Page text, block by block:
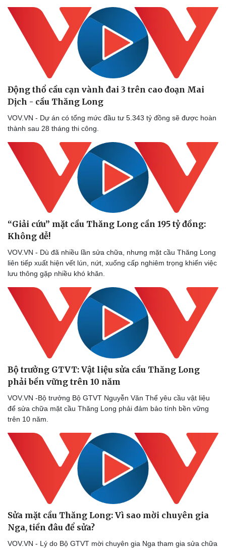
Du lịch
Tư vấn
check-in
Podcast
Cửa sổ tình yêu
Kể chuyện cho bé
Hạt giống tâm hồn
Động thổ cầu cạn vành đai 3 trên cao đoạn Mai
Dịch - cầu Thăng Long
VOV.VN - Dự án có tổng mức đầu tư 5.343 tỷ đồng sẽ được hoàn
thành sau 28 tháng thi công.
“Giải cứu” mặt cầu Thăng Long cần 195 tỷ đồng:
Không dễ!
VOV.VN - Dù đã nhiều lần sửa chữa, nhưng mặt cầu Thăng Long
liên tiếp xuất hiện vết lún, nứt, xuống cấp nghiêm trọng khiến việc
lưu thông gặp nhiều khó khăn.
Bộ trưởng GTVT: Vật liệu sửa cầu Thăng Long
phải bền vững trên 10 năm ​
VOV.VN -Bộ trưởng Bộ GTVT Nguyễn Văn Thể yêu cầu vật liệu
để sửa chữa mặt cầu Thăng Long phải đảm bảo tính bền vững
trên 10 năm.
Sửa mặt cầu Thăng Long: Vì sao mời chuyên gia
Nga, tiền đâu để sửa?
VOV.VN - Lý do Bộ GTVT mời chuyên gia Nga tham gia sửa chữa